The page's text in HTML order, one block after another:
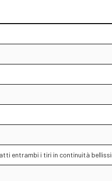
entrambi i tiri in continuità